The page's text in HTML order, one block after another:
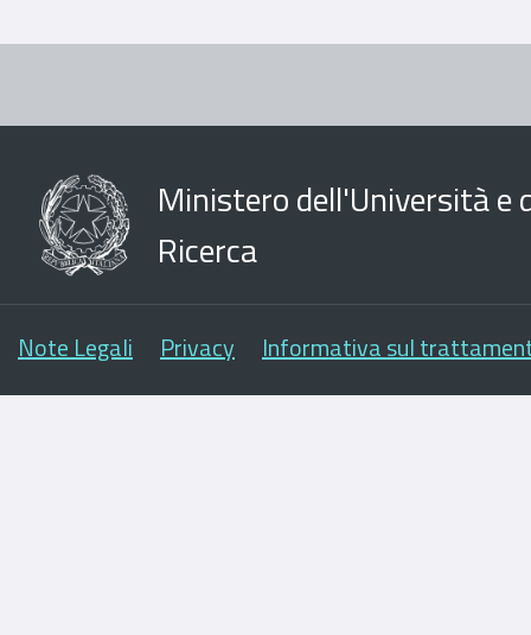
Ministero dell'Università e
Ricerca
Note Legali Privacy Informativa sul